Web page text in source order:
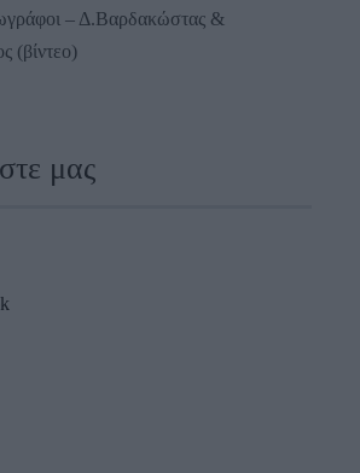
– Δ.Βαρδακώστας &
(βίντεο)
μας